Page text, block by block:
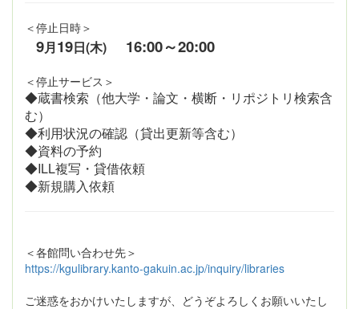
＜停止日時＞
9月19日(木) 16:00～20:00
＜停止サービス＞
◆蔵書検索（他大学・論文・横断・リポジトリ検索含
む）
◆利用状況の確認（貸出更新等含む）
◆資料の予約
◆ILL複写・貸借依頼
◆新規購入依頼
＜各館問い合わせ先＞
https://kgulibrary.kanto-gakuin.ac.jp/inquiry/libraries
ご迷惑をおかけいたしますが、どうぞよろしくお願いいたし